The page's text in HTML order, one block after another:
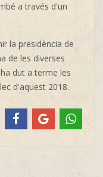
a través d'un
la presidència de
de les diverses
dut a terme les
d'aquest 2018.